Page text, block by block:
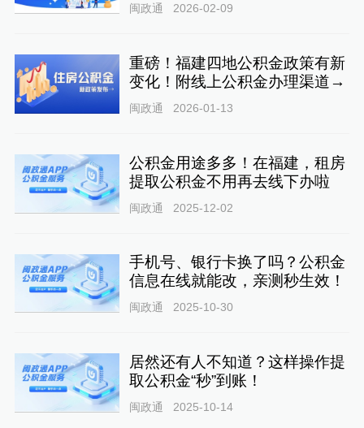
闽政通 2026-02-09
重磅！福建四地公积金政策有新
变化！附线上公积金办理渠道→
闽政通 2026-01-13
公积金用途多多！在福建，租房
提取公积金不用再去线下办啦
闽政通 2025-12-02
手机号、银行卡换了吗？公积金
信息在线就能改，亲测秒生效！
闽政通 2025-10-30
居然还有人不知道？这样操作提
取公积金“秒”到账！
闽政通 2025-10-14